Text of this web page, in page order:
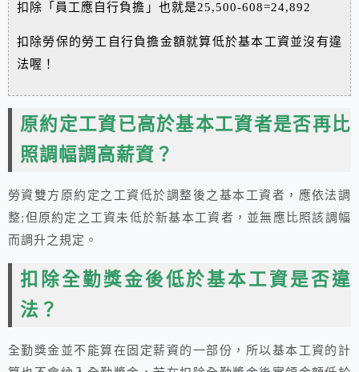
扣除「員工應自行負擔」也就是25,500-608=24,892
扣除勞保的勞工自行負擔金額就算低於基本工資並沒有違
法喔！
原約定工資已高於基本工資者是否再比
照調幅調高薪資？
勞資雙方原約定之工資低於調整後之基本工資者，應依法調
整;但原約定之工資未低於新基本工資者，並無應比照該調幅
而調升之規定。
扣除全勤獎金後低於基本工資是否違
法？
全勤獎金並不能算在固定薪資的一部份，所以基本工資的計